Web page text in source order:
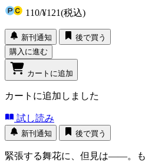
110/¥121(税込)
新刊通知
後で買う
購入に進む
カートに追加
カートに追加しました
試し読み
新刊通知 後で買う
緊張する舞花に、但見は――。